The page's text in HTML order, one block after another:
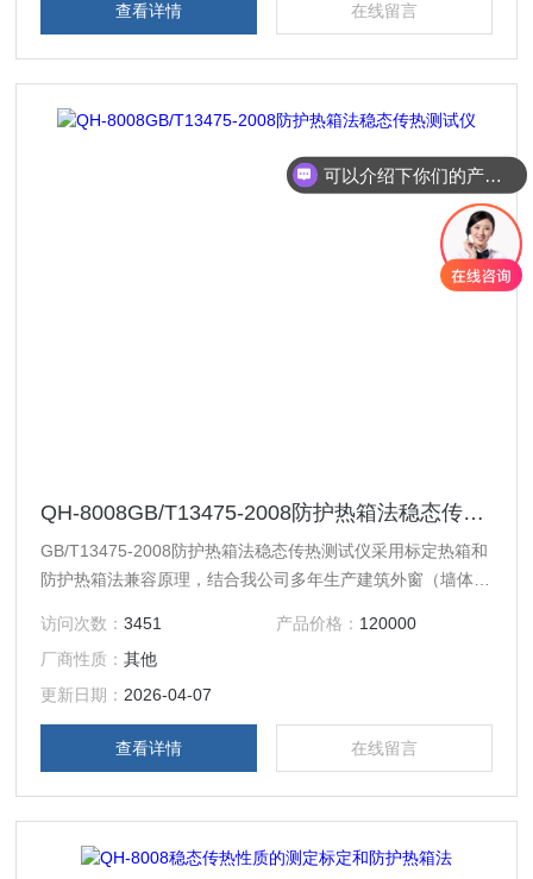
查看详情 在线留言
QH-8008GB/T13475-2008防护热箱法稳态传热测试仪
GB/T13475-2008防护热箱法稳态传热测试仪采用标定热箱和
防护热箱法兼容原理，结合我公司多年生产建筑外窗（墙体）
或板状建筑材料传热性能的测定，是开展建筑节能检测的理想
设备。
访问次数：3451 产品价格： 120000
厂商性质：其他
更新日期： 2026-04-07
查看详情 在线留言
可以介绍下你们的产品么？